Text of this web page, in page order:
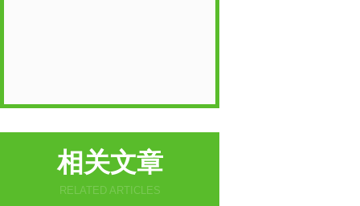
相关文章
RELATED ARTICLES